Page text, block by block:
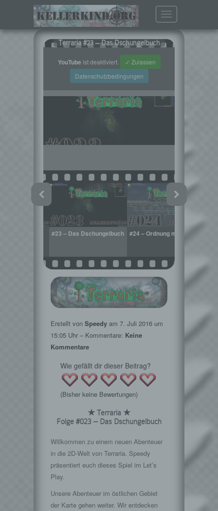
Toggle
navigation
Terraria #23 – Das Dschungelbuch
YouTube ist deaktiviert.
✓ Zulassen
Datenschutzbedingungen
#23 – Das Dschungelbuch #24 – Ordnung muss sein!
Erstellt von Speedy am 7. Juli 2016 um
15:05 Uhr – Kommentare: Keine
Kommentare
Wie gefällt dir dieser Beitrag?
(Bisher keine Bewertungen)
★ Terraria ★
Folge #023 – Das Dschungelbuch
Willkommen zu einem neuen Abenteuer
in die 2D-Welt von Terraria. Speedy
präsentiert euch dieses Spiel im Let’s
Play.
Unsere Abenteuer im östlichen Gebiet
der Karte gehen weiter. Wir entdecken